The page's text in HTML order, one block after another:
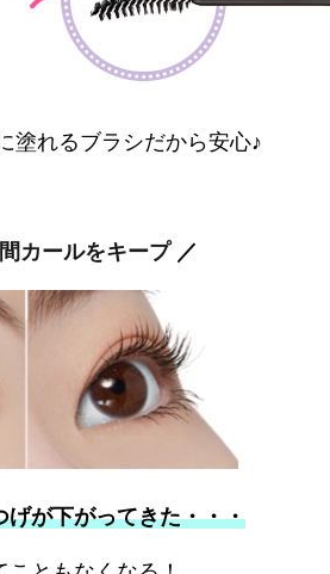
塗れるブラシだから安心♪
カールをキープ／
げが下がってきた・・・